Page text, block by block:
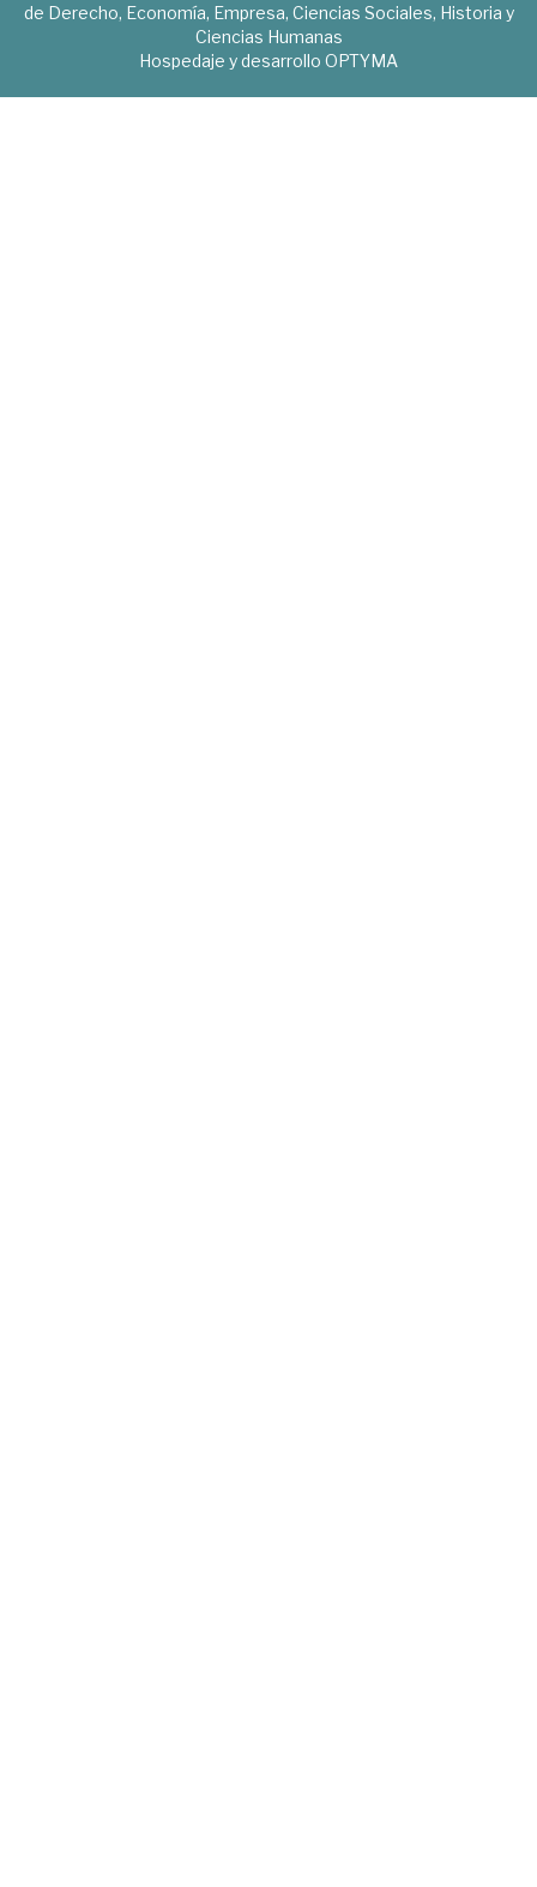
de Derecho, Economía, Empresa, Ciencias Sociales, Historia y
Ciencias Humanas
Hospedaje y desarrollo OPTYMA